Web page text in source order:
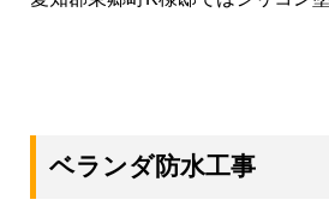
ベランダ防水工事